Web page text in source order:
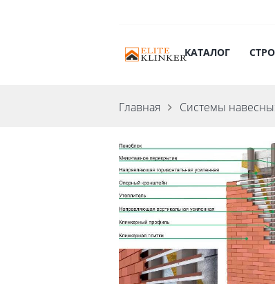
КАТАЛОГ
Главная Системы